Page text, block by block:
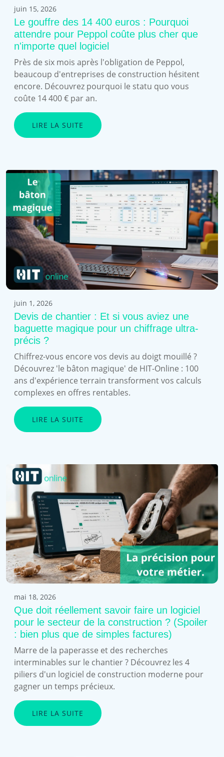
juin 15, 2026
Le gouffre des 14 400 euros : Pourquoi
attendre pour Peppol coûte plus cher que
n'importe quel logiciel
Près de six mois après l'obligation de Peppol,
beaucoup d'entreprises de construction hésitent
encore. Découvrez pourquoi le statu quo vous
coûte 14 400 € par an.
LIRE LA SUITE
juin 1, 2026
Devis de chantier : Et si vous aviez une
baguette magique pour un chiffrage ultra-
précis ?
Chiffrez-vous encore vos devis au doigt mouillé ?
Découvrez 'le bâton magique' de HIT-Online : 100
ans d'expérience terrain transforment vos calculs
complexes en offres rentables.
LIRE LA SUITE
mai 18, 2026
Que doit réellement savoir faire un logiciel
pour le secteur de la construction ? (Spoiler
: bien plus que de simples factures)
Marre de la paperasse et des recherches
interminables sur le chantier ? Découvrez les 4
piliers d'un logiciel de construction moderne pour
gagner un temps précieux.
LIRE LA SUITE